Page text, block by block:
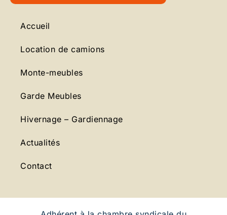
Accueil
Location de camions
Monte-meubles
Garde Meubles
Hivernage – Gardiennage
Actualités
Contact